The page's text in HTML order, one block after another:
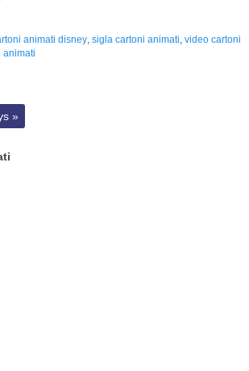
animati disney sigla cartoni animati video cartoni
animati
»